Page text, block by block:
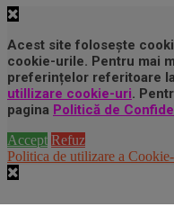
Acest site folosește
cookie-urile. Pentru mai
preferințelor referitoare
utillizare cookie-uri.
pagina Politică de
Accept Refuz
Politica de utilizare a